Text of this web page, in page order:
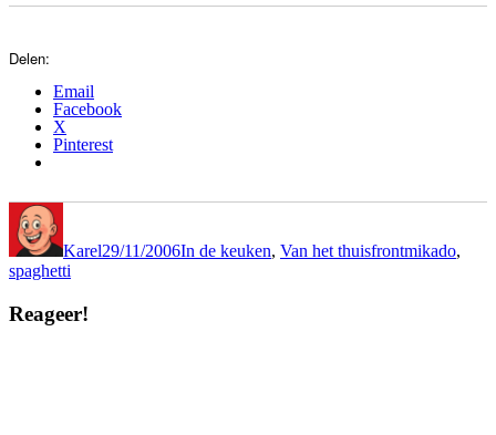
Delen:
Email
Facebook
X
Pinterest
Karel29/11/2006In de keuken, Van het thuisfrontmikado,
spaghetti
Reageer!